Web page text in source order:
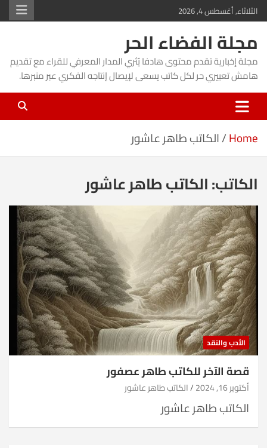
Skip
to
content
الثلاثاء, أغسطس 4, 2026
مجلة الفضاء الحر
مجلة إخبارية تقدم محتوى هادفا يُثري المدار المعرفي للقراء مع تقديم
هامش تعبيري حر لكل كاتب يسعى لإيصال إنتاجه الفكري عبر منبرها.
Home الكاتب طاهر عاشور
الكاتب:الكاتب طاهر عاشور
الأدب والنقد
قصة الآخر للكاتب طاهر عصفور
أكتوبر 16, 2024 الكاتب طاهر عاشور
الكاتب طاهر عاشور